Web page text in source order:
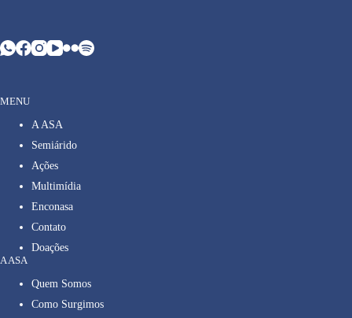
MENU
A ASA
Semiárido
Ações
Multimídia
Enconasa
Contato
Doações
A ASA
Quem Somos
Como Surgimos